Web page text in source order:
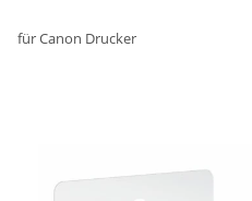
für Canon Drucker